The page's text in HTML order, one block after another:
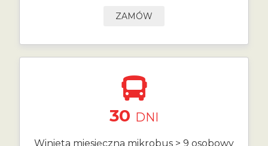
ZAMÓW
30 DNI
Winieta miesięczna mikrobus > 9 osobowy